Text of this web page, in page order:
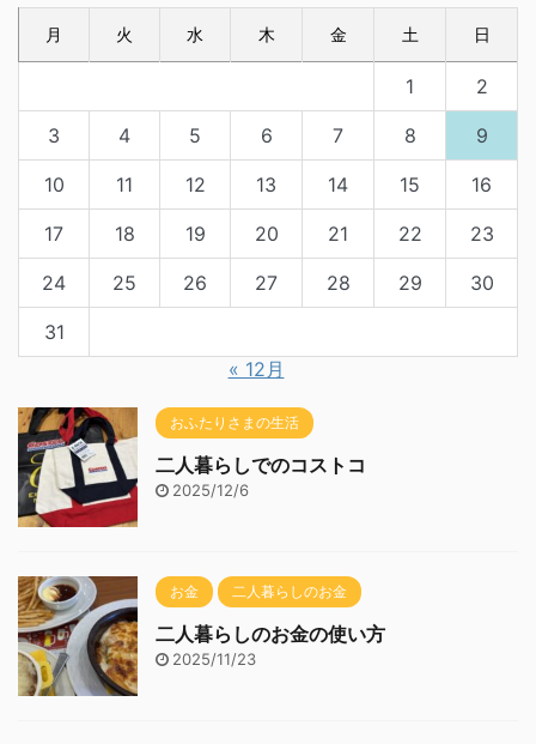
月 火 水 木 金 土 日
1 2
3 4 5 6 7 8 9
10 11 12 13 14 15 16
17 18 19 20 21 22 23
24 25 26 27 28 29 30
31
« 12月
おふたりさまの生活
二人暮らしでのコストコ
2025/12/6
お金 二人暮らしのお金
二人暮らしのお金の使い方
2025/11/23